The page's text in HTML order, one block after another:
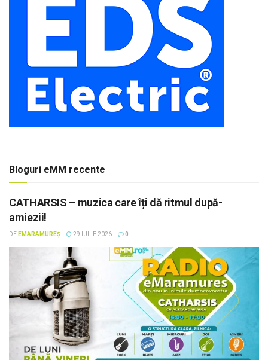
Bloguri eMM recente
CATHARSIS – muzica care îți dă ritmul după-
amiezii!
DE EMARAMUREȘ 29 IULIE 2026 0